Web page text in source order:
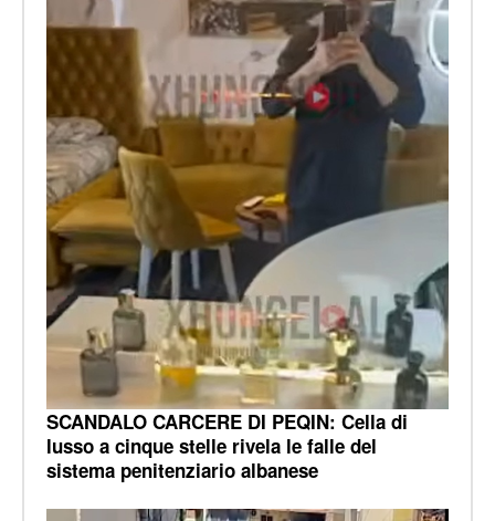
SCANDALO CARCERE DI PEQIN: Cella di
lusso a cinque stelle rivela le falle del
sistema penitenziario albanese